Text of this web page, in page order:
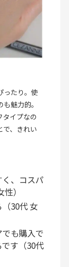
ったり。使
魅力的。
タイプなの
で、きれい
、コスパ
）
30代 女
も購入で
す（30代